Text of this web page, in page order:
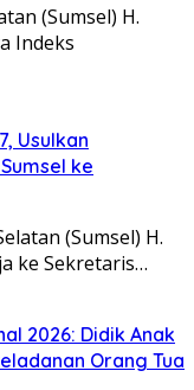
(Sumsel) H.
Indeks
Usulkan
ke
(Sumsel) H.
ke Sekretaris…
2026: Didik Anak
Orang Tua